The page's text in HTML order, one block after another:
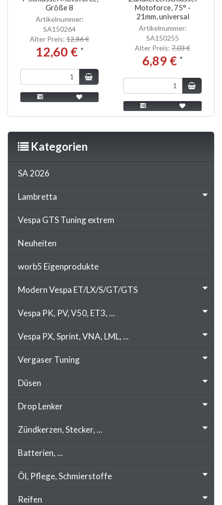
Größe 8
Artikelnummer:
SA150264
Alter Preis: 12,86 €
12,60 € *
Motoforce, 75° -
21mm, universal
Artikelnummer:
SA150255
Alter Preis: 7,03 €
6,89 € *
Kategorien
SA 2026
Lambretta
Vespa GTS Tuning extrem
Neuheiten
worb5 Eigenprodukte
Modern Vespa ET/LX/S/GT/GTS
Vespa PK, PV, V50, ET3, ...
Vespa PX, Sprint, VNA, LML, ...
Vergaser Tuning
Düsen
Drop Lenker
Zündkerzen, Stecker, ...
Batterien, ...
Öl, Pflege, Schmierstoffe
Reifen